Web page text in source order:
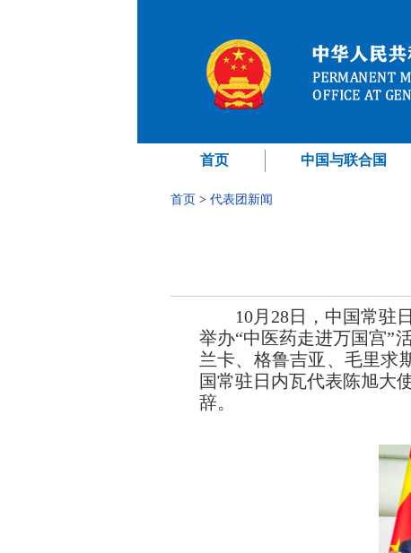
首页 中国与联合国
首页 > 代表团新闻
10月28日，中国常驻
举办“中医药走进万国宫”
兰卡、格鲁吉亚、毛里求
国常驻日内瓦代表陈旭大
辞。